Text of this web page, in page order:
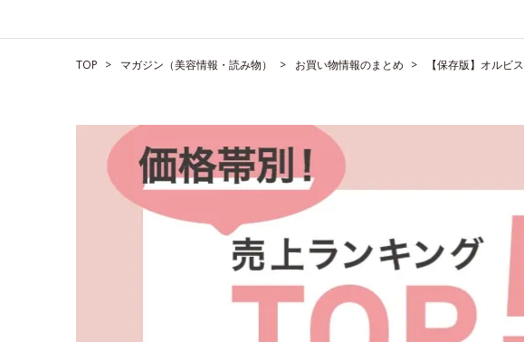
TOP マガジン（美容情報・読み物） お買い物情報のまとめ 【保存版】オルビ